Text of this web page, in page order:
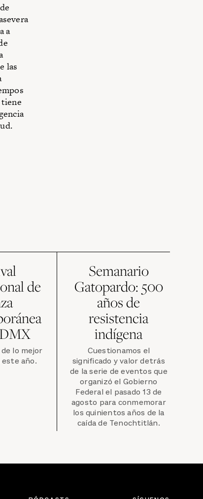
a
las
de
lo mejor
año.
Semanario
Gatopardo: 500
años de
resistencia
indígena
Cuestionamos el
significado y valor detrás
de la serie de eventos que
organizó el Gobierno
Federal el pasado 13 de
agosto para conmemorar
los quinientos años de la
caída de Tenochtitlán.